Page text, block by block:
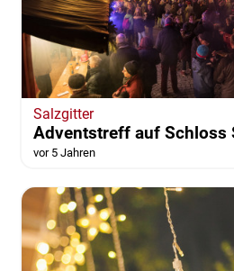
Salzgitter
Adventstreff auf Schloss
vor 5 Jahren